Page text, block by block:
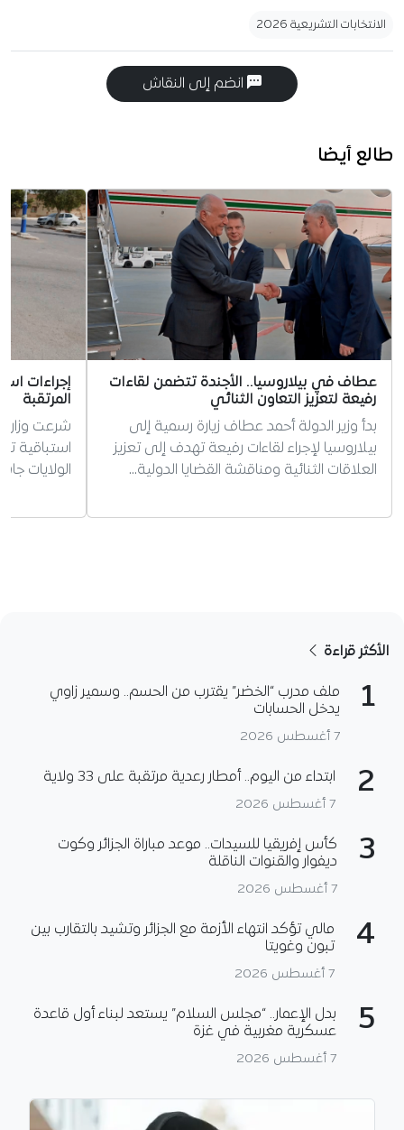
الانتخابات التشريعية 2026
انضم إلى النقاش
طالع أيضا
عطاف في بيلاروسيا.. الأجندة تتضمن لقاءات
رفيعة لتعزيز التعاون الثنائي
بدأ وزير الدولة أحمد عطاف زيارة رسمية إلى
بيلاروسيا لإجراء لقاءات رفيعة تهدف إلى تعزيز
العلاقات الثنائية ومناقشة القضايا الدولية…
إجراءات
المرتقبة
شرعت وزارة
استباقية
الولايات
الأكثر قراءة
1
ملف مدرب “الخضر” يقترب من الحسم.. وسمير زاوي
يدخل الحسابات
7 أغسطس 2026
2 ابتداء من اليوم.. أمطار رعدية مرتقبة على 33 ولاية
7 أغسطس 2026
3
كأس إفريقيا للسيدات.. موعد مباراة الجزائر وكوت
ديفوار والقنوات الناقلة
7 أغسطس 2026
4
مالي تؤكد انتهاء الأزمة مع الجزائر وتشيد بالتقارب بين
تبون وغويتا
7 أغسطس 2026
5
بدل الإعمار.. “مجلس السلام” يستعد لبناء أول قاعدة
عسكرية مغربية في غزة
7 أغسطس 2026